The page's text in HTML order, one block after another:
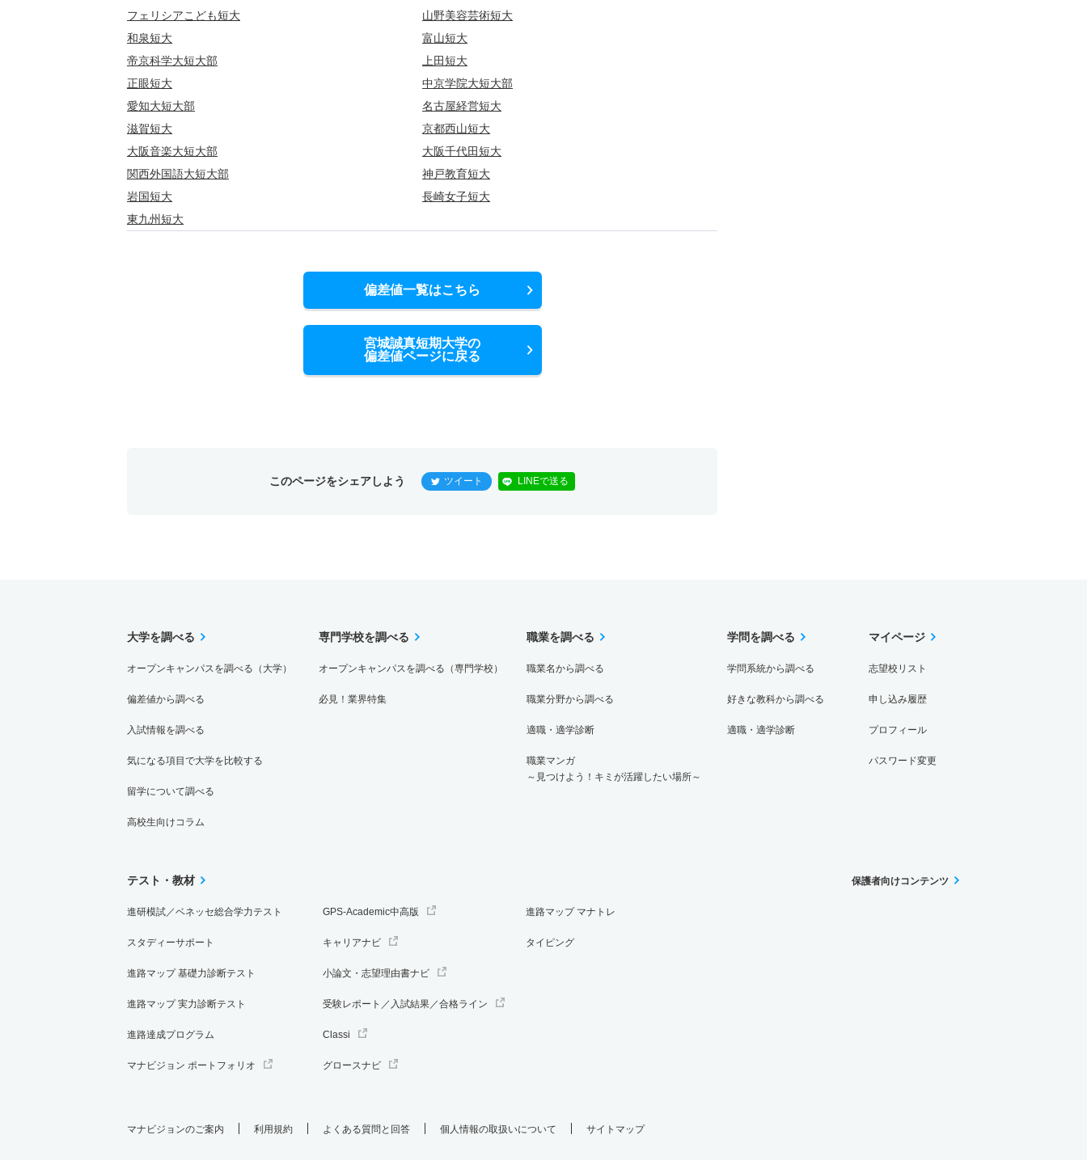
フェリシアこども短大
山野美容芸術短大
和泉短大
富山短大
帝京科学大短大部
上田短大
正眼短大
中京学院大短大部
愛知大短大部
名古屋経営短大
滋賀短大
京都西山短大
大阪音楽大短大部
大阪千代田短大
関西外国語大短大部
神戸教育短大
岩国短大
長崎女子短大
東九州短大
偏差値一覧はこちら
宮城誠真短期大学の
偏差値ページに戻る
このページをシェアしよう ツイート LINEで送る
大学を調べる
オープンキャンパスを調べる（大学）
偏差値から調べる
入試情報を調べる
気になる項目で大学を比較する
留学について調べる
高校生向けコラム
専門学校を調べる
オープンキャンパスを調べる（専門学校）
必見！業界特集
職業を調べる
職業名から調べる
職業分野から調べる
適職・適学診断
職業マンガ
～見つけよう！キミが活躍したい場所～
学問を調べる
学問系統から調べる
好きな教科から調べる
適職・適学診断
マイページ
志望校リスト
申し込み履歴
プロフィール
パスワード変更
テスト・教材
進研模試／ベネッセ総合学力テスト
スタディーサポート
進路マップ 基礎力診断テスト
進路マップ 実力診断テスト
進路達成プログラム
マナビジョン ポートフォリオ
GPS-Academic中高版
キャリアナビ
小論文・志望理由書ナビ
受験レポート／入試結果／合格ライン
Classi
グロースナビ
進路マップ マナトレ
タイピング
保護者向けコンテンツ
マナビジョンのご案内 利用規約 よくある質問と回答 個人情報の取扱いについて サイトマップ